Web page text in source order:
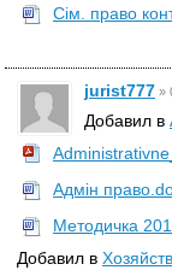
Сім. право
jurist777 »
Добавил в
Адмін
Методичка
Добавил в